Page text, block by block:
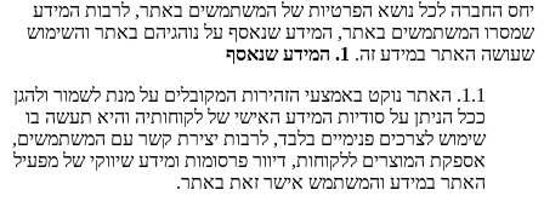
יחס החברה לכל נושא הפרטיות של המשתמשים באתר, לרבות המידע
שמסרו המשתמשים באתר, המידע שנאסף על נוהגיהם באתר והשימוש
שעושה האתר במידע זה. 1. המידע שנאסף
1.1. האתר נוקט באמצעי הזהירות המקובלים על מנת לשמור ולהגן
ככל הניתן על סודיות המידע האישי של לקוחותיה והיא תעשה בו
שימוש לצרכים פנימיים בלבד, לרבות יצירת קשר עם המשתמשים,
אספקת המוצרים ללקוחות, דיוור פרסומות ומידע שיווקי של מפעיל
האתר במידע והמשתמש אישר זאת באתר.